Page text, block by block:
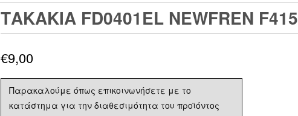
ΤΑΚΑΚΙΑ FD0401EL NEWFREN F415
€9,00
Παρακαλούμε όπως επικοινωνήσετε με το
κατάστημα για την διαθεσιμότητα του προϊόντος